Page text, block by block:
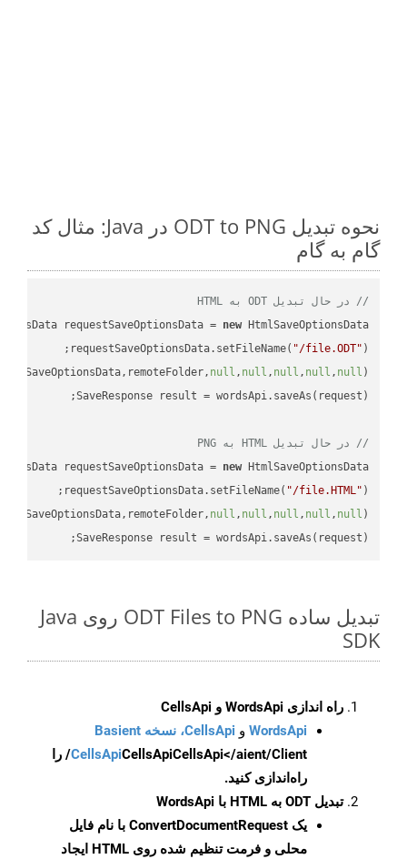
نحوه تبدیل ODT to PNG در Java: مثال کد
گام به گام
// در حال تبدیل ODT به HTML
requestSaveOptionsData = new
requestSaveOptionsData.setFileName( "/file.ODT"
null , null , null , null , null
// در حال تبدیل HTML به PNG
requestSaveOptionsData = new
requestSaveOptionsData.setFileName( "/file.HTML"
null , null , null , null , null
SaveResponse result = wordsApi.saveAs(request);
تبدیل ساده ODT Files to PNG روی Java
SDK
راه اندازی WordsApi و CellsApi
WordsApi و CellsApi، نسخه Basient
CellsApiCellsApi
CellsApi</aient/Client/ را
راه‌اندازی کنید.
تبدیل ODT به HTML با WordsApi
یک ConvertDocumentRequest با نام فایل
محلی و فرمت تنظیم شده روی HTML ایجاد